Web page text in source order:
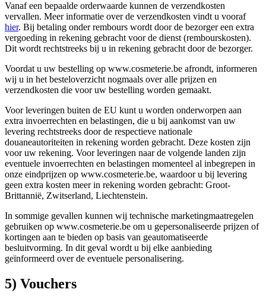
Vanaf een bepaalde orderwaarde kunnen de verzendkosten
vervallen. Meer informatie over de verzendkosten vindt u vooraf
hier. Bij betaling onder rembours wordt door de bezorger een extra
vergoeding in rekening gebracht voor de dienst (rembourskosten).
Dit wordt rechtstreeks bij u in rekening gebracht door de bezorger.
Voordat u uw bestelling op www.cosmeterie.be afrondt, informeren
wij u in het besteloverzicht nogmaals over alle prijzen en
verzendkosten die voor uw bestelling worden gemaakt.
Voor leveringen buiten de EU kunt u worden onderworpen aan
extra invoerrechten en belastingen, die u bij aankomst van uw
levering rechtstreeks door de respectieve nationale
douaneautoriteiten in rekening worden gebracht. Deze kosten zijn
voor uw rekening. Voor leveringen naar de volgende landen zijn
eventuele invoerrechten en belastingen momenteel al inbegrepen in
onze eindprijzen op www.cosmeterie.be, waardoor u bij levering
geen extra kosten meer in rekening worden gebracht: Groot-
Brittannië, Zwitserland, Liechtenstein.
In sommige gevallen kunnen wij technische marketingmaatregelen
gebruiken op www.cosmeterie.be om u gepersonaliseerde prijzen of
kortingen aan te bieden op basis van geautomatiseerde
besluitvorming. In dit geval wordt u bij elke aanbieding
geïnformeerd over de eventuele personalisering.
5) Vouchers